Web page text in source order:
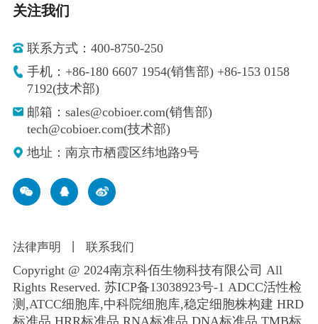
关注我们
联系方式：400-8750-250
手机：+86-180 6607 1954(销售部) +86-153 0158
7192(技术部)
邮箱：sales@cobioer.com(销售部)
tech@cobioer.com(技术部)
地址：南京市栖霞区纬地路9号
法律声明 联系我们
Copyright @ 2024南京科佰生物科技有限公司 All
Rights Reserved. 苏ICP备13038923号-1 ADCC活性检
测,ATCC细胞库,中科院细胞库,稳定细胞株构建 HRD